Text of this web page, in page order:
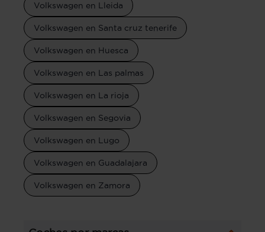
Volkswagen en Lleida
Volkswagen en Santa cruz tenerife
Volkswagen en Huesca
Volkswagen en Las palmas
Volkswagen en La rioja
Volkswagen en Segovia
Volkswagen en Lugo
Volkswagen en Guadalajara
Volkswagen en Zamora